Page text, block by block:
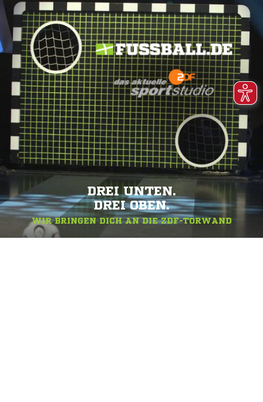
DREI UNTEN.
DREI OBEN.
WIR BRINGEN DICH AN DIE ZDF-TORWAND